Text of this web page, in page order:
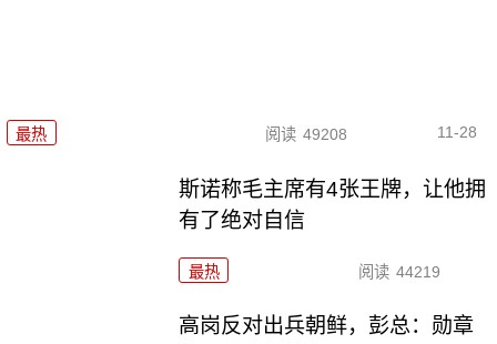
最热 阅读 49208 11-28
斯诺称毛主席有4张王牌，让他拥
有了绝对自信
最热 阅读 44219
高岗反对出兵朝鲜，彭总：勋章